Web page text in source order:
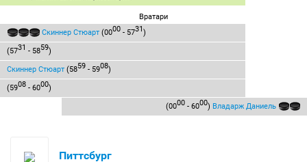
Вратари
Скиннер Стюарт (0000 - 5731)
(5731 - 5859)
Скиннер Стюарт (5859 - 5908)
(5908 - 6000)
(0000 - 6000) Владарж Даниель
Питтсбург